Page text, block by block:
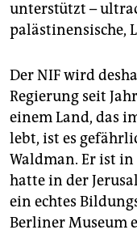
unterstützt –
palästinensische,
Der NIF wird
Regierung seit
einem Land, das
lebt, ist es
Waldman. Er ist in
hatte in der
ein echtes
Berliner Museum